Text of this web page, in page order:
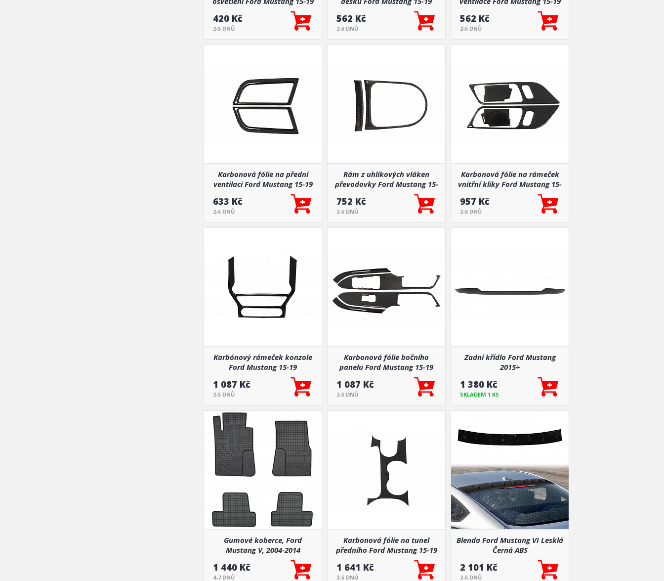
420 Kč
2-5 DNŮ
562 Kč
2-5 DNŮ
562 Kč
2-5 DNŮ
Karbonová fólie na přední
ventilaci Ford Mustang 15-19
633 Kč
2-5 DNŮ
Rám z uhlíkových vláken
převodovky Ford Mustang 15-
752 Kč
2-5 DNŮ
Karbonová fólie na rámeček
vnitřní kliky Ford Mustang 15-
957 Kč
2-5 DNŮ
Karbónový rámeček konzole
Ford Mustang 15-19
1 087 Kč
2-5 DNŮ
Karbonová fólie bočního
panelu Ford Mustang 15-19
1 087 Kč
2-5 DNŮ
Zadní křídlo Ford Mustang
2015+
1 380 Kč
SKLADEM 1 KS
Gumové koberce, Ford
Mustang V, 2004-2014
1 440 Kč
4-7 DNŮ
Karbonová fólie na tunel
předního Ford Mustang 15-19
1 641 Kč
2-5 DNŮ
Blenda Ford Mustang VI Lesklá
Černá ABS
2 101 Kč
2-5 DNŮ